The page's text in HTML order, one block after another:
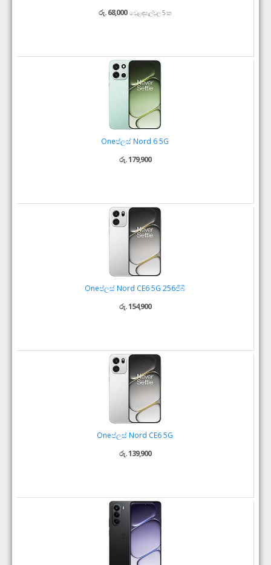
රු. 68,000 වෙළඳසැල්වල 5 ක
Oneප්ලස් Nord 6 5G
රු. 179,900
Oneප්ලස් Nord CE6 5G 256ජීබී
රු. 154,900
Oneප්ලස් Nord CE6 5G
රු. 139,900